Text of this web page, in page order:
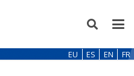
EU ES EN FR